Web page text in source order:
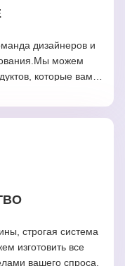
дизайнеров и
можем
которые вам
строгая система
изготовить все
вашего спроса.